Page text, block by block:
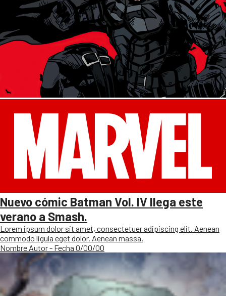
Nuevo cómic Batman Vol. IV llega este
verano a Smash.
Lorem ipsum dolor sit amet, consectetuer adipiscing elit. Aenean
commodo ligula eget dolor. Aenean massa.
Nombre Autor - Fecha 0/00/00